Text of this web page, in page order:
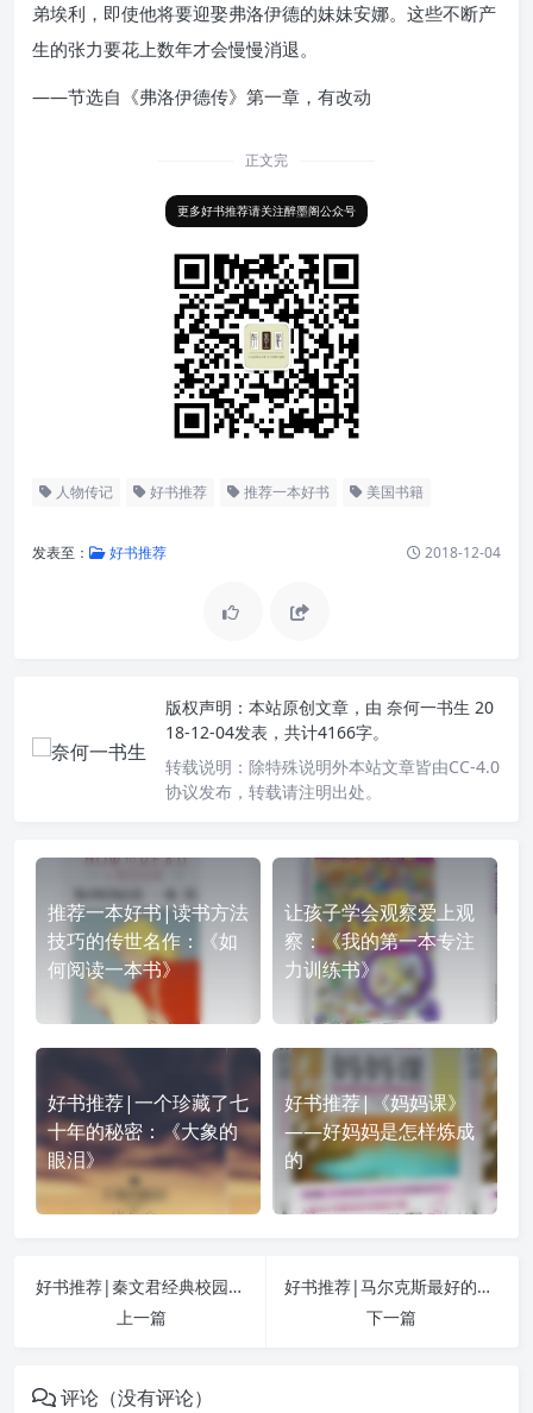
弟埃利，即使他将要迎娶弗洛伊德的妹妹安娜。这些不断产
生的张力要花上数年才会慢慢消退。
——节选自《弗洛伊德传》第一章，有改动
正文完
更多好书推荐请关注醉墨阁公众号
人物传记 好书推荐 推荐一本好书 美国书籍
发表至： 好书推荐 2018-12-04
版权声明： 本站原创文章，由 奈何一书生 20
18-12-04发表，共计4166字。
转载说明： 除特殊说明外本站文章皆由CC-4.0
协议发布，转载请注明出处。
推荐一本好书|读书方法
技巧的传世名作：《如
何阅读一本书》
让孩子学会观察爱上观
察：《我的第一本专注
力训练书》
好书推荐|一个珍藏了七
十年的秘密：《大象的
眼泪》
好书推荐|《妈妈课》
——好妈妈是怎样炼成
的
好书推荐|秦文君经典校园小说：《男生贾里》
上一篇
好书推荐|马尔克斯最好的作品：《霍乱时期的爱情》
下一篇
评论（没有评论）